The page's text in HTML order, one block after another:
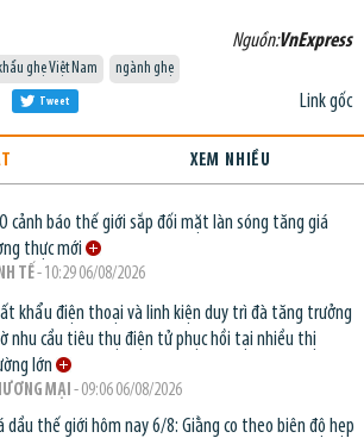
Nguồn:VnExpress
ghẹ Việt Nam ngành ghẹ
Link gốc
Tweet
XEM NHIỀU
cảnh báo thế giới sắp đối mặt làn sóng tăng giá
thực mới
TẾ- 10:29 06/08/2026
khẩu điện thoại và linh kiện duy trì đà tăng trưởng
nhu cầu tiêu thụ điện tử phục hồi tại nhiều thị
lớn
MẠI - 09:06 06/08/2026
dầu thế giới hôm nay 6/8: Giằng co theo biên độ hẹp